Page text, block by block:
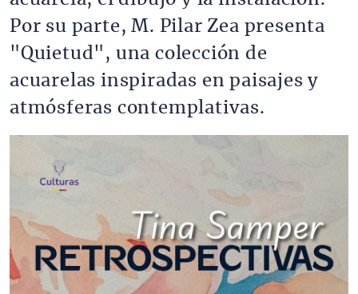
Por su parte, M. Pilar Zea presenta
"Quietud", una colección de
acuarelas inspiradas en paisajes y
atmósferas contemplativas.